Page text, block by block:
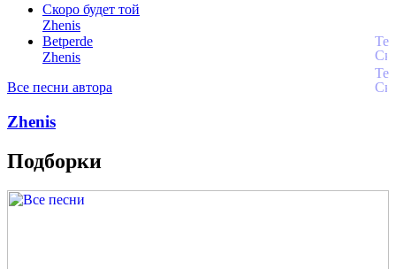
Скоро будет той
Zhenis
Betperde
Zhenis
Все песни автора
Zhenis
Подборки